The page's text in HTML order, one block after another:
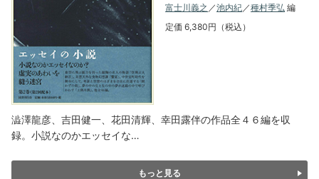
富士川義之 ／池内紀 ／種村季弘 編
定価 6,380円（税込）
澁澤龍彦、吉田健一、花田清輝、幸田露伴の作品全４６編を収
録。小説なのかエッセイな…
もっと見る